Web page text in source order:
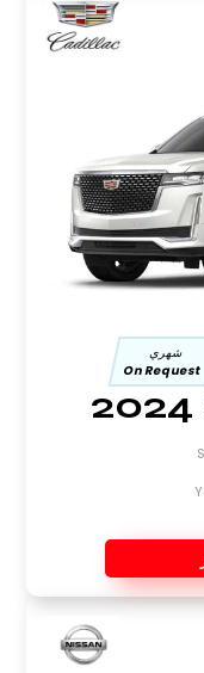
شهري
On Request